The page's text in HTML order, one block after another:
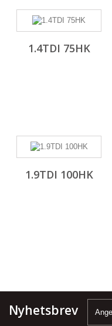
1.4TDI 75HK
1.9TDI 100HK
Nyhetsbrev